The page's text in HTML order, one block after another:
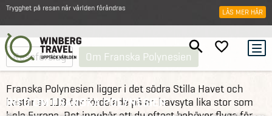
Trygghet på resan när världen förändras LÄS MER HÄR
INFO OM FRANSKA POLYNESIEN
Reseförslag Om Franska Polynesien
Franska Polynesien ligger i det södra Stilla Havet och
består av 118 öar fördelade på en havsyta lika stor som